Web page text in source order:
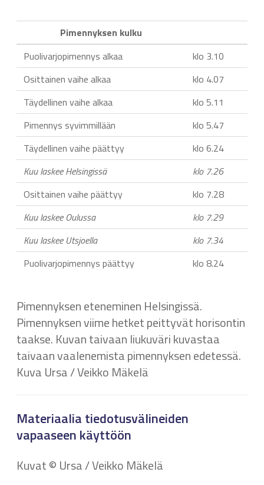
Pimennyksen kulku
Puolivarjopimennys alkaa
klo 3.10
Osittainen vaihe alkaa
klo 4.07
Täydellinen vaihe alkaa
klo 5.11
Pimennys syvimmillään
klo 5.47
Täydellinen vaihe päättyy
klo 6.24
Kuu laskee Helsingissä
klo 7.26
Osittainen vaihe päättyy
klo 7.28
Kuu laskee Oulussa
klo 7.29
Kuu laskee Utsjoella
klo 7.34
Puolivarjopimennys päättyy
klo 8.24
Pimennyksen eteneminen Helsingissä.
Pimennyksen viime hetket peittyvät horisontin
taakse. Kuvan taivaan liukuväri kuvastaa
taivaan vaalenemista pimennyksen edetessä.
Kuva Ursa / Veikko Mäkelä
Materiaalia tiedotusvälineiden
vapaaseen käyttöön
Kuvat © Ursa / Veikko Mäkelä